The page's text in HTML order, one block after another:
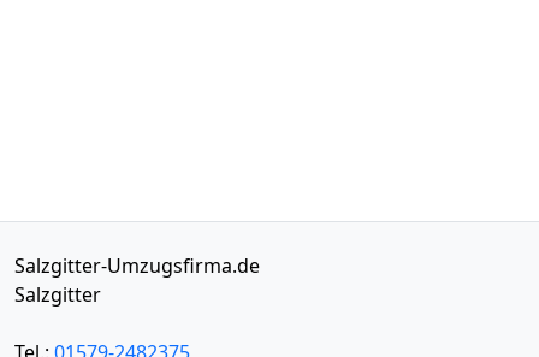
Salzgitter-Umzugsfirma.de
Salzgitter
Tel.: 01579-2482375